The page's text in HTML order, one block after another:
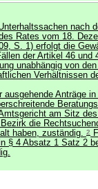
nach
Rates vom 18.
S. 1) erfolgt die
der Artikel 46 und
unabhängig von
Verhältnissen
ausgehende Anträge
am Sitz
die
haben, zuständig. 2
§ 4 Absatz 1 Satz 2